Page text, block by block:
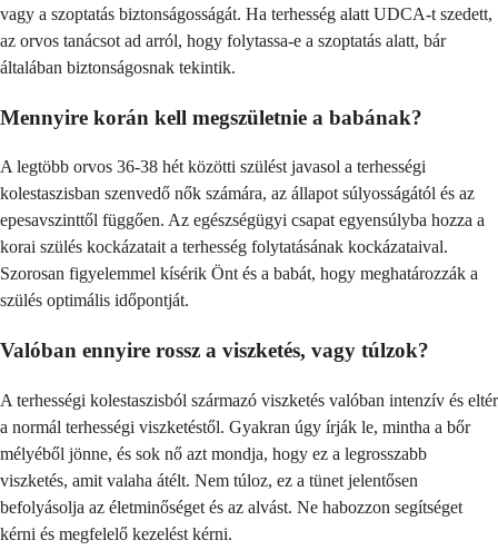
vagy a szoptatás biztonságosságát. Ha terhesség alatt UDCA-t szedett,
az orvos tanácsot ad arról, hogy folytassa-e a szoptatás alatt, bár
általában biztonságosnak tekintik.
Mennyire korán kell megszületnie a babának?
A legtöbb orvos 36-38 hét közötti szülést javasol a terhességi
kolestaszisban szenvedő nők számára, az állapot súlyosságától és az
epesavszinttől függően. Az egészségügyi csapat egyensúlyba hozza a
korai szülés kockázatait a terhesség folytatásának kockázataival.
Szorosan figyelemmel kísérik Önt és a babát, hogy meghatározzák a
szülés optimális időpontját.
Valóban ennyire rossz a viszketés, vagy túlzok?
A terhességi kolestaszisból származó viszketés valóban intenzív és eltér
a normál terhességi viszketéstől. Gyakran úgy írják le, mintha a bőr
mélyéből jönne, és sok nő azt mondja, hogy ez a legrosszabb
viszketés, amit valaha átélt. Nem túloz, ez a tünet jelentősen
befolyásolja az életminőséget és az alvást. Ne habozzon segítséget
kérni és megfelelő kezelést kérni.